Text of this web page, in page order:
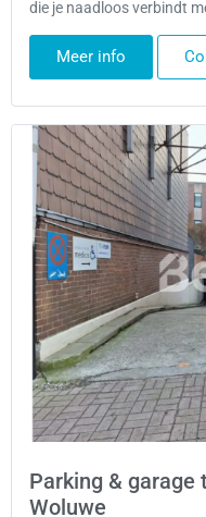
die je naadloos verbindt
Meer info
Parking & garage
Woluwe